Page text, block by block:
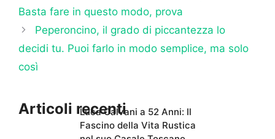
Basta fare in questo modo, prova
Peperoncino, il grado di piccantezza lo
decidi tu. Puoi farlo in modo semplice, ma solo
così
Articoli recentiLuca Calvani a 52 Anni: Il
Fascino della Vita Rustica